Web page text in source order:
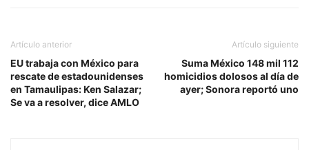
Artículo anterior
EU trabaja con México para
rescate de estadounidenses
en Tamaulipas: Ken Salazar;
Se va a resolver, dice AMLO
Artículo siguiente
Suma México 148 mil 112
homicidios dolosos al día de
ayer; Sonora reportó uno